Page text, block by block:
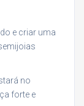
e criar uma
no
forte e